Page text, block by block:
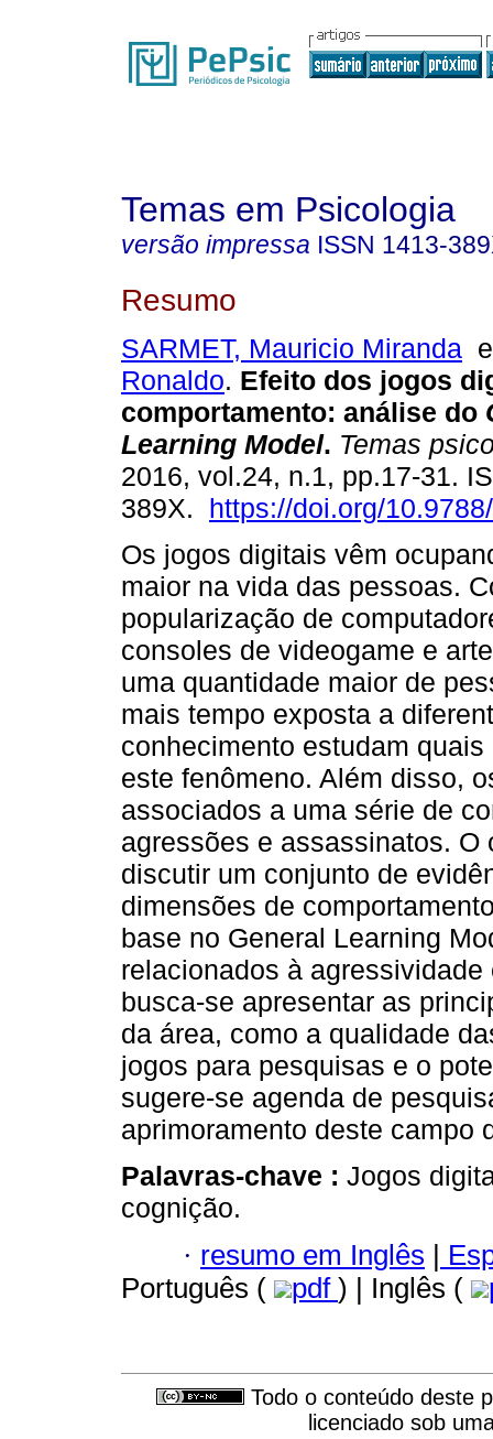
Temas em Psicologia
versão impressa ISSN 1413-
Resumo
SARMET, Mauricio Miranda
Ronaldo. Efeito dos jogos
comportamento: análise do
Learning Model. Temas
2016, vol.24, n.1, pp.17-31.
389X. https://doi.org/
Os jogos digitais vêm
maior na vida das pessoas.
popularização de
consoles de videogame e
uma quantidade maior de
mais tempo exposta a
conhecimento estudam
este fenômeno. Além disso,
associados a uma série de
agressões e assassinatos.
discutir um conjunto de
dimensões de
base no General Learning
relacionados à
busca-se apresentar as
da área, como a qualidade
jogos para pesquisas e o
sugere-se agenda de
aprimoramento deste campo
Palavras-chave : Jogos
cognição.
· resumo em Inglês |
Português (
pdf ) | Inglês (
Todo o conteúdo deste
licenciado sob